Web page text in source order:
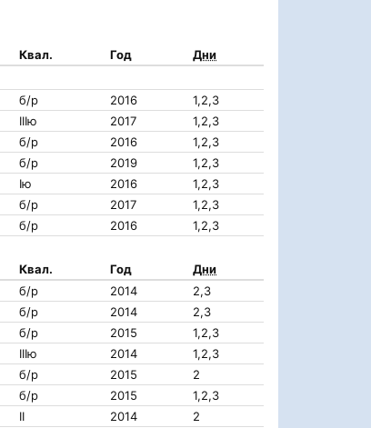
Квал. Год Дни
б/р 2016
1,2,3
IIIю 2017
1,2,3
б/р 2016
1,2,3
б/р 2019
1,2,3
Iю 2016
1,2,3
б/р 2017
1,2,3
б/р 2016 1,2,3
Квал. Год
Дни
б/р 2014
2,3
б/р 2014
2,3
б/р 2015
1,2,3
IIIю 2014
1,2,3
б/р 2015
2
б/р 2015
1,2,3
II 2014
2